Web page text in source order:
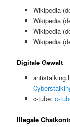
Wikipedia
Wikipedia
Wikipedia
Wikipedia
Digitale Gewalt
c-tube: c-
Illegale